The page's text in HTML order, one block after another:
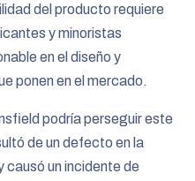
del producto requiere
y minoristas
en el diseño y
ponen en el mercado.
podría perseguir este
de un defecto en la
causó un incidente de